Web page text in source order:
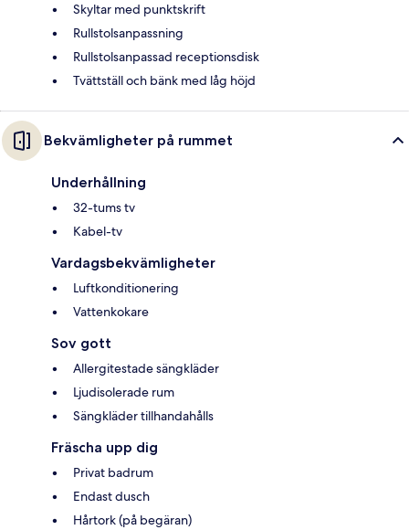
Skyltar med punktskrift
Rullstolsanpassning
Rullstolsanpassad receptionsdisk
Tvättställ och bänk med låg höjd
Bekvämligheter på rummet
Underhållning
32-tums tv
Kabel-tv
Vardagsbekvämligheter
Luftkonditionering
Vattenkokare
Sov gott
Allergitestade sängkläder
Ljudisolerade rum
Sängkläder tillhandahålls
Fräscha upp dig
Privat badrum
Endast dusch
Hårtork (på begäran)